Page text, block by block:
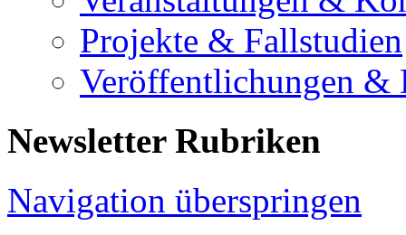
Projekte & Fallstudien
Veröffentlichungen &
Newsletter Rubriken
Navigation überspringen